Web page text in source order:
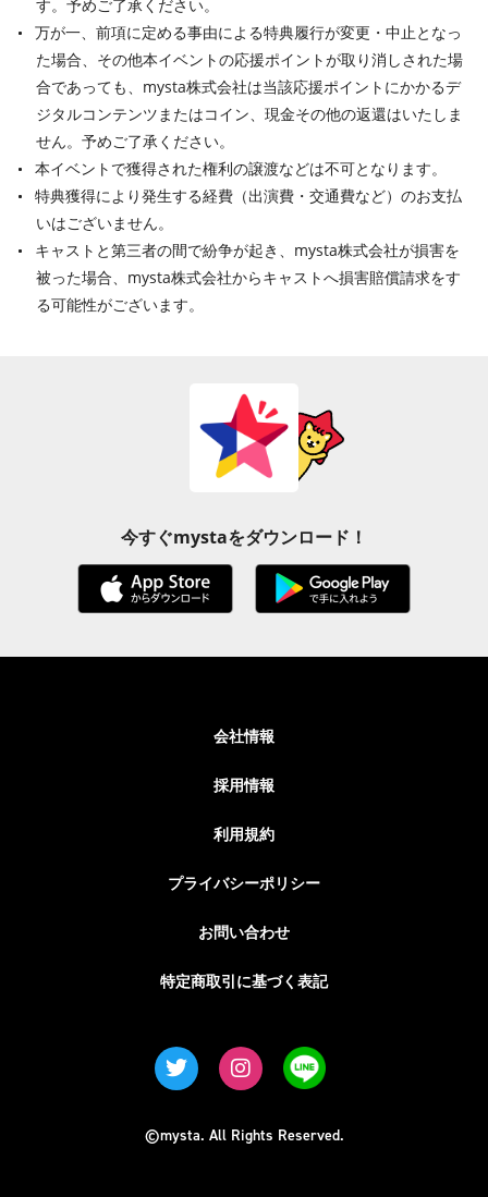
す。予めご了承ください。
万が一、前項に定める事由による特典履行が変更・中止となっ
た場合、その他本イベントの応援ポイントが取り消しされた場
合であっても、mysta株式会社は当該応援ポイントにかかるデ
ジタルコンテンツまたはコイン、現金その他の返還はいたしま
せん。予めご了承ください。
本イベントで獲得された権利の譲渡などは不可となります。
特典獲得により発生する経費（出演費・交通費など）のお支払
いはございません。
キャストと第三者の間で紛争が起き、mysta株式会社が損害を
被った場合、mysta株式会社からキャストへ損害賠償請求をす
る可能性がございます。
今すぐmystaをダウンロード！
会社情報
採用情報
利用規約
プライバシーポリシー
お問い合わせ
特定商取引に基づく表記
©mysta. All Rights Reserved.